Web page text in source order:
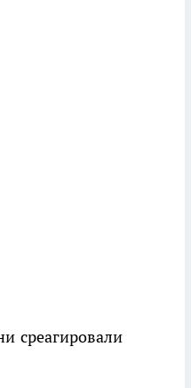
среагировали